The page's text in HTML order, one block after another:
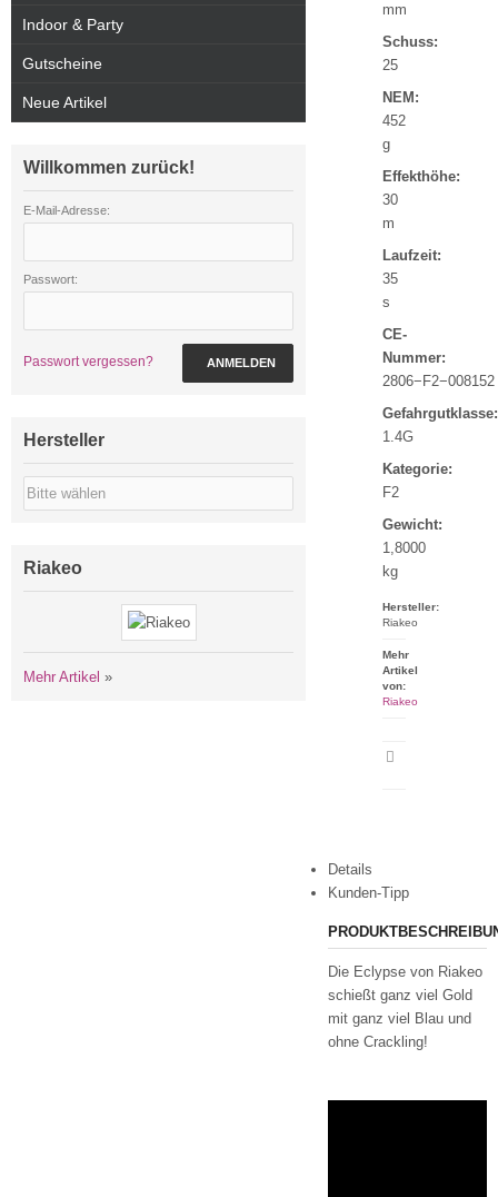
mm
Schuss:
25
NEM:
452
g
Effekthöhe:
30
m
Laufzeit:
35
s
CE-
Nummer:
2806−F2−008152
Gefahrgutklasse:
1.4G
Kategorie:
F2
Gewicht:
1,8000
kg
Hersteller:
Riakeo
Mehr
Artikel
von:
Riakeo
Details
Kunden-Tipp
Die Eclypse von Riakeo
schießt ganz viel Gold
mit ganz viel Blau und
ohne Crackling!
Indoor & Party
Gutscheine
Neue Artikel
Willkommen zurück!
E-Mail-Adresse:
Passwort:
Passwort vergessen? ANMELDEN
Hersteller
Riakeo
Mehr Artikel »